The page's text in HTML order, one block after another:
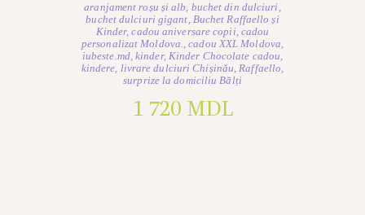
aranjament roșu și alb, buchet din dulciuri ,
buchet dulciuri gigant, Buchet Raffaello și
Kinder,cadou aniversare copii, cadou
personalizat Moldova.,cadou XXL Moldova,
iubeste.md,kinder, Kinder Chocolate cadou,
kindere, livrare dulciuri Chișinău,Raffaello,
surprize la domiciliu Bălți
1 720 MDL